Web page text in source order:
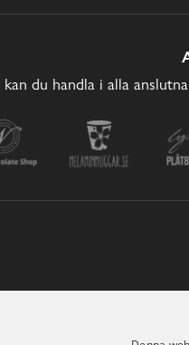
kan du handla i alla